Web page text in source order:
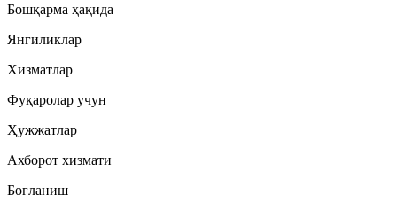
Бошқарма ҳақида
Янгиликлар
Хизматлар
Фуқаролар учун
Ҳужжатлар
Ахборот хизмати
Боғланиш